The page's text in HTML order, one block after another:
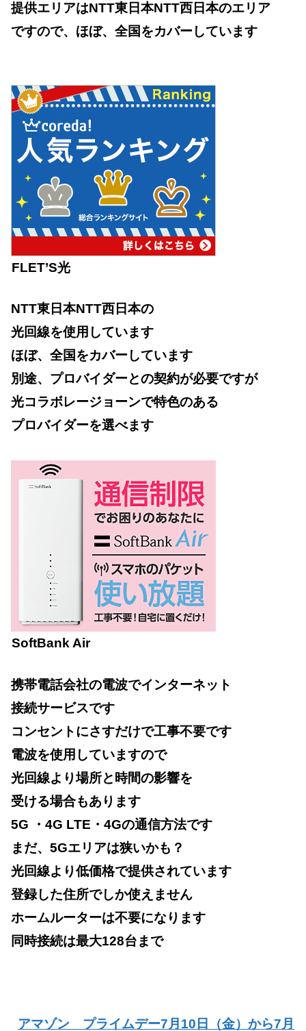
提供エリアはNTT東日本NTT西日本のエリア
ですので、ほぼ、全国をカバーしています
FLET’S光
NTT東日本NTT西日本の
光回線を使用しています
ほぼ、全国をカバーしています
別途、プロバイダーとの契約が必要ですが
光コラボレージョーンで特色のある
プロバイダーを選べます
SoftBank Air
携帯電話会社の電波でインターネット
接続サービスです
コンセントにさすだけで工事不要です
電波を使用していますので
光回線より場所と時間の影響を
受ける場合もあります
5G ・4G LTE・4Gの通信方法です
まだ、5Gエリアは狭いかも？
光回線より低価格で提供されています
登録した住所でしか使えません
ホームルーターは不要になります
同時接続は最大128台まで
アマゾン プライムデー7月10日（金）から7月